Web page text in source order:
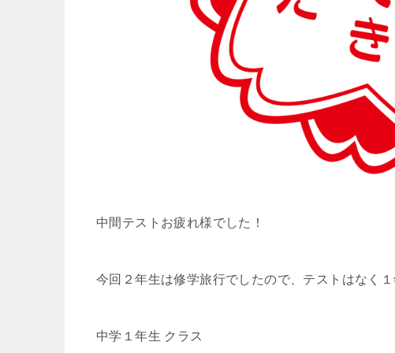
中間テストお疲れ様でした！
今回２年生は修学旅行でしたので、テストはなく１
中学１年生 クラス